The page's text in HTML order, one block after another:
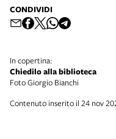
CONDIVIDI
In copertina:
Chiedilo alla biblioteca
Foto Giorgio Bianchi
Contenuto inserito il 24 nov